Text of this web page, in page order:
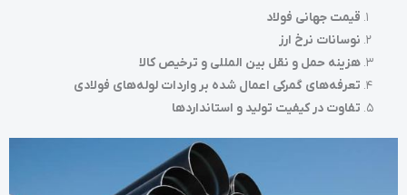
قیمت جهانی فولاد
نوسانات نرخ ارز
هزینه حمل و نقل بین المللی و ترخیص کالا
تعرفه‌های گمرکی اعمال شده بر واردات لوله‌های فولادی
تفاوت در کیفیت تولید و استانداردها